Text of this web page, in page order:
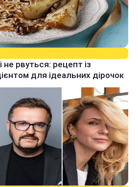
не рвуться: рецепт із
для ідеальних дірочок